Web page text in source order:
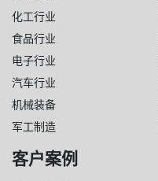
化工行业
食品行业
电子行业
汽车行业
机械装备
军工制造
客户案例